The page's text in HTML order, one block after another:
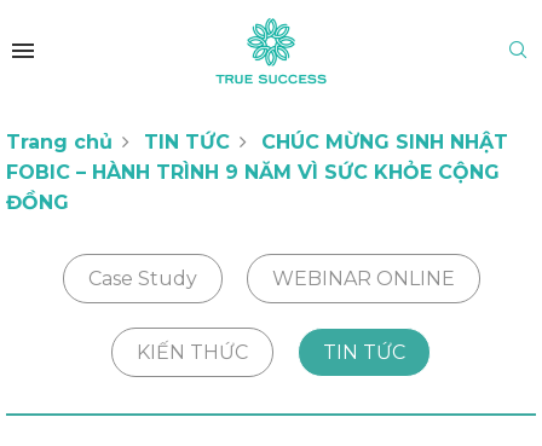
Trang chủ TIN TỨC
CHÚC MỪNG SINH NHẬT
FOBIC – HÀNH TRÌNH 9 NĂM VÌ SỨC KHỎE CỘNG
ĐỒNG
Case Study WEBINAR ONLINE
KIẾN THỨC TIN TỨC